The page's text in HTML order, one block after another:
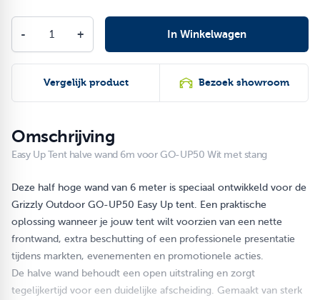
- + In Winkelwagen
Vergelijk product Bezoek showroom
Omschrijving
Easy Up Tent halve wand 6m voor GO-UP50 Wit met stang
Deze half hoge wand van 6 meter is speciaal ontwikkeld voor de
Grizzly Outdoor GO-UP50 Easy Up tent. Een praktische
oplossing wanneer je jouw tent wilt voorzien van een nette
frontwand, extra beschutting of een professionele presentatie
tijdens markten, evenementen en promotionele acties.
De halve wand behoudt een open uitstraling en zorgt
tegelijkertijd voor een duidelijke afscheiding. Gemaakt van sterk